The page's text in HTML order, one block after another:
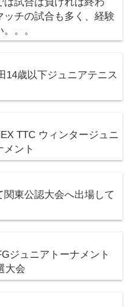
ッチの試合も多く、経験
。。
14歳以下ジュニアテニス
TTC ウィンタージュニ
メント
関東公認大会へ出場して
ジュニアトーナメント
大会